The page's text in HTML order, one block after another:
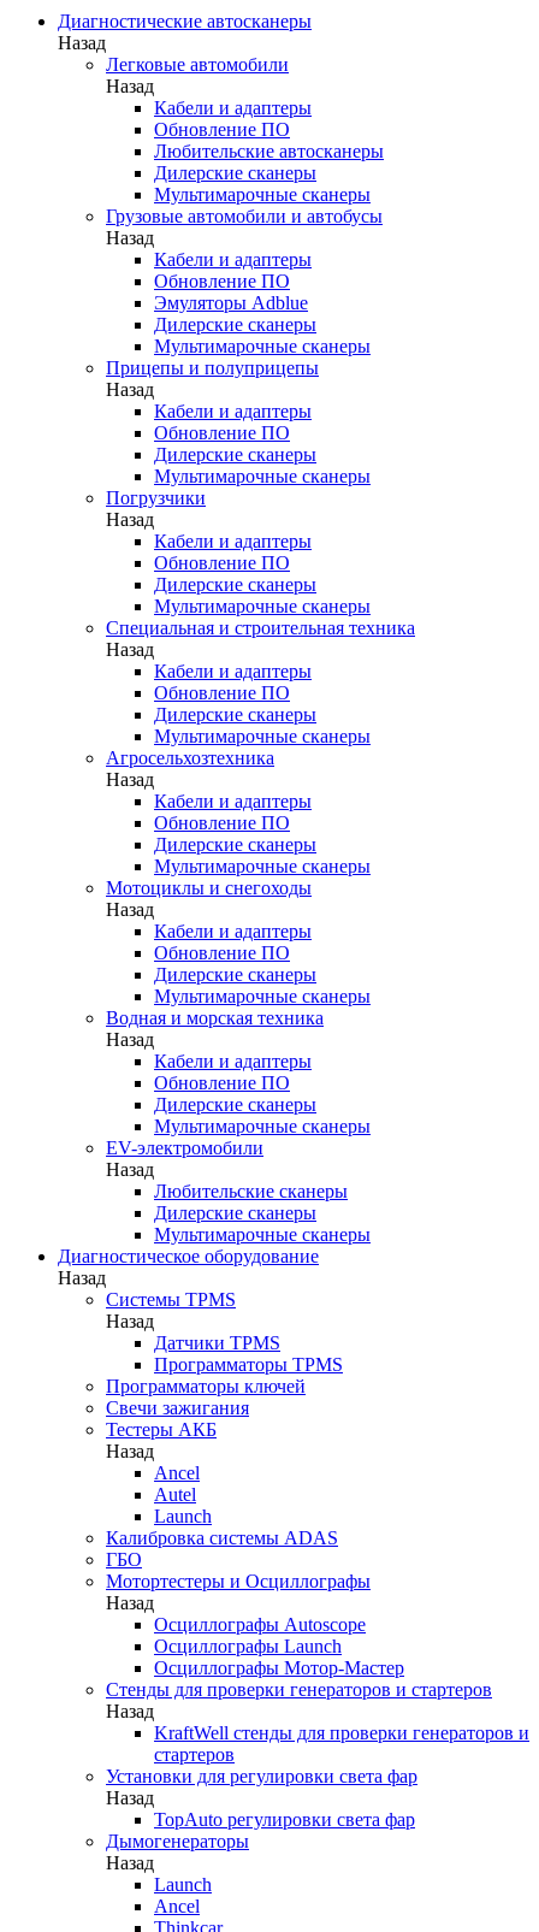
Диагностические автосканеры
Назад
Легковые автомобили
Назад
Кабели и адаптеры
Обновление ПО
Любительские автосканеры
Дилерские сканеры
Мультимарочные сканеры
Грузовые автомобили и автобусы
Назад
Кабели и адаптеры
Обновление ПО
Эмуляторы Adblue
Дилерские сканеры
Мультимарочные сканеры
Прицепы и полуприцепы
Назад
Кабели и адаптеры
Обновление ПО
Дилерские сканеры
Мультимарочные сканеры
Погрузчики
Назад
Кабели и адаптеры
Обновление ПО
Дилерские сканеры
Мультимарочные сканеры
Специальная и строительная техника
Назад
Кабели и адаптеры
Обновление ПО
Дилерские сканеры
Мультимарочные сканеры
Агросельхозтехника
Назад
Кабели и адаптеры
Обновление ПО
Дилерские сканеры
Мультимарочные сканеры
Мотоциклы и снегоходы
Назад
Кабели и адаптеры
Обновление ПО
Дилерские сканеры
Мультимарочные сканеры
Водная и морская техника
Назад
Кабели и адаптеры
Обновление ПО
Дилерские сканеры
Мультимарочные сканеры
EV-электромобили
Назад
Любительские сканеры
Дилерские сканеры
Мультимарочные сканеры
Диагностическое оборудование
Назад
Системы TPMS
Назад
Датчики TPMS
Программаторы TPMS
Программаторы ключей
Свечи зажигания
Тестеры АКБ
Назад
Ancel
Autel
Launch
Калибровка системы ADAS
ГБО
Мотортестеры и Осциллографы
Назад
Осциллографы Autoscope
Осциллографы Launch
Осциллографы Мотор-Мастер
Стенды для проверки генераторов и стартеров
Назад
KraftWell стенды для проверки генераторов и
стартеров
Установки для регулировки света фар
Назад
TopAuto регулировки света фар
Дымогенераторы
Назад
Launch
Ancel
Thinkcar